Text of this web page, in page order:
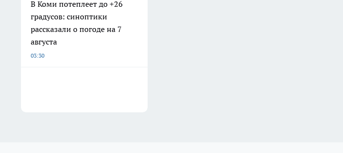
В Коми потеплеет до +26
градусов: синоптики
рассказали о погоде на 7
августа
03:30